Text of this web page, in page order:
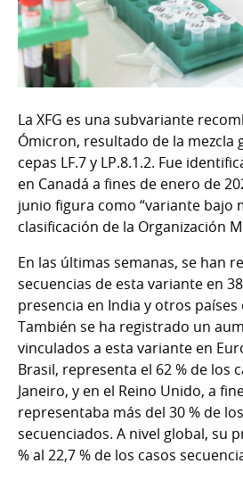
La XFG es una subvariante
Ómicron, resultado de la mezcla
cepas LF.7 y LP.8.1.2. Fue
en Canadá a fines de enero de
junio figura como “variante bajo
clasificación de la Organización
En las últimas semanas, se han
secuencias de esta variante en
presencia en India y otros
También se ha registrado un
vinculados a esta variante en
Brasil, representa el 62 % de los
Janeiro, y en el Reino Unido, a
representaba más del 30 % de
secuenciados. A nivel global, su
% al 22,7 % de los casos